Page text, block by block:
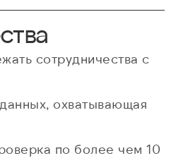
сотрудничества с
охватывающая
по более чем 10